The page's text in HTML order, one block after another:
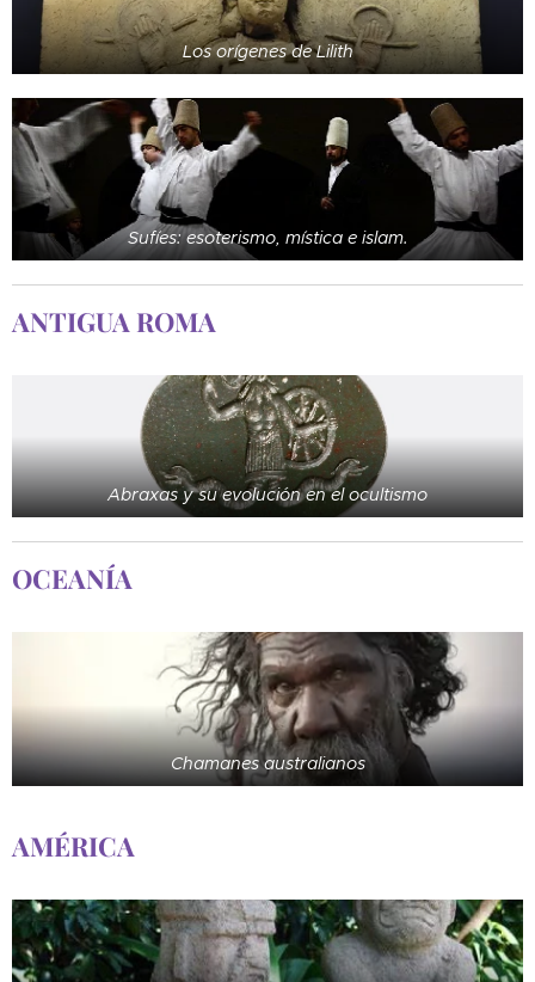
Los orígenes de Lilith
Sufíes: esoterismo, mística e islam.
ANTIGUA ROMA
Abraxas y su evolución en el ocultismo
OCEANÍA
Chamanes australianos
AMÉRICA